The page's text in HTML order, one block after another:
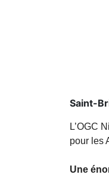
Saint-
L’OGC
pour les
Une